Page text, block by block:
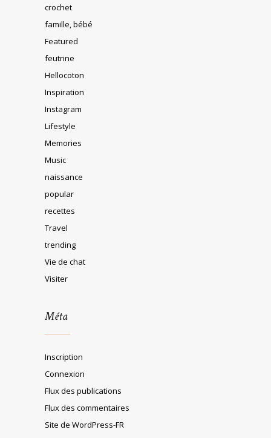
crochet
famille, bébé
Featured
feutrine
Hellocoton
Inspiration
Instagram
Lifestyle
Memories
Music
naissance
popular
recettes
Travel
trending
Vie de chat
Visiter
Méta
Inscription
Connexion
Flux des publications
Flux des commentaires
Site de WordPress-FR